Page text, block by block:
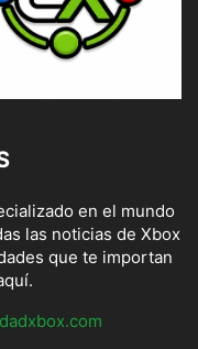
en el mundo
las noticias de Xbox
que te importan